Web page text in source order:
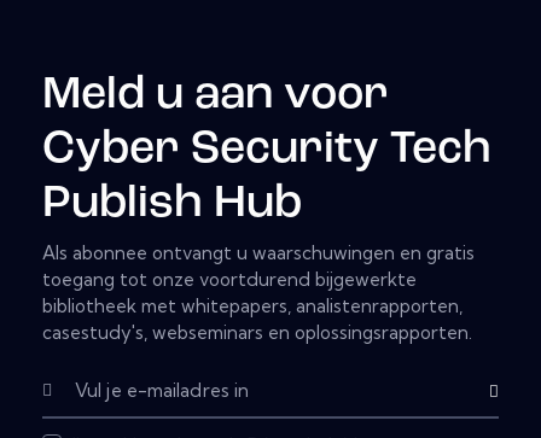
Meld u aan voor
Cyber Security Tech
Publish Hub
Als abonnee ontvangt u waarschuwingen en gratis
toegang tot onze voortdurend bijgewerkte
bibliotheek met whitepapers, analistenrapporten,
casestudy's, webseminars en oplossingsrapporten.